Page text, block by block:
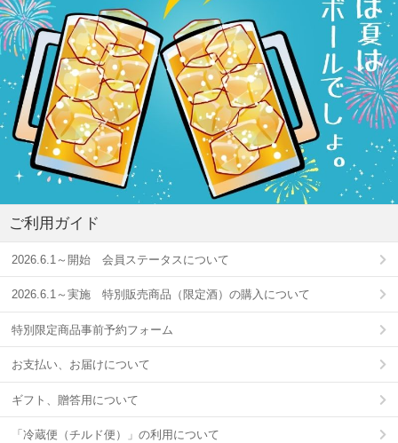
ご利用ガイド
2026.6.1～開始 会員ステータスについて
2026.6.1～実施 特別販売商品（限定酒）の購入について
特別限定商品事前予約フォーム
お支払い、お届けについて
ギフト、贈答用について
「冷蔵便（チルド便）」の利用について